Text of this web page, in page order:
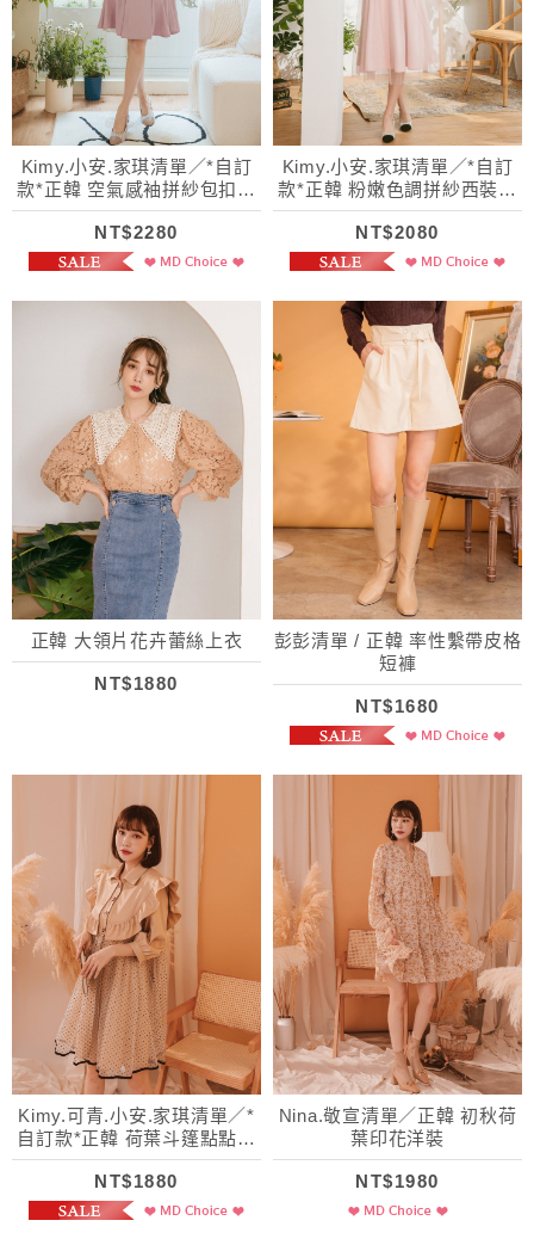
Kimy.小安.家琪清單／*自訂
款*正韓 空氣感袖拼紗包扣風
衣外套(附腰帶)
NT$2280
Kimy.小安.家琪清單／*自訂
款*正韓 粉嫩色調拼紗西裝風
衣(附腰帶)
NT$2080
正韓 大領片花卉蕾絲上衣
NT$1880
彭彭清單 / 正韓 率性繫帶皮格
短褲
NT$1680
Kimy.可青.小安.家琪清單／*
自訂款*正韓 荷葉斗篷點點植
絨風衣
NT$1880
Nina.敬宣清單／正韓 初秋荷
葉印花洋裝
NT$1980